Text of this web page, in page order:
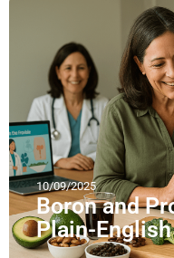
10/09/2025
Boron and
Plain-